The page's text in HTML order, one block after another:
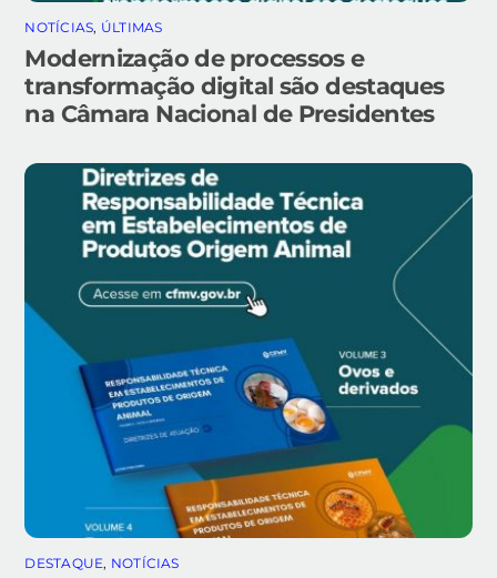
NOTÍCIAS, ÚLTIMAS
Modernização de processos e
transformação digital são destaques
na Câmara Nacional de Presidentes
DESTAQUE, NOTÍCIAS